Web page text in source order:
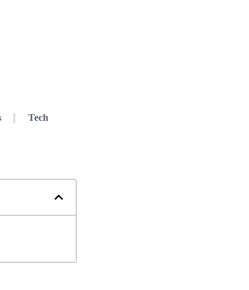
Tech